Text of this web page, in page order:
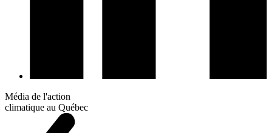
Média de l'action
climatique au Québec